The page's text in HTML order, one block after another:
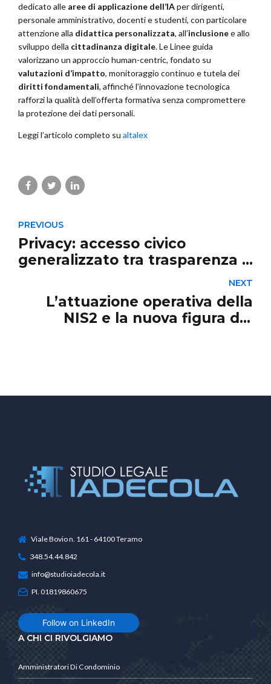
dedicato alle aree di applicazione dell’IAper dirigenti,
personale amministrativo, docenti e studenti, con particolare
attenzione alla didattica personalizzata, all’inclusionee allo
sviluppo della cittadinanza digitale. Le Linee guida
valorizzano un approccio human-centric, fondato su
valutazioni d’impatto, monitoraggio continuo e tutela dei
diritti fondamentali, affinché l’innovazione tecnologica
rafforzi la qualità dell’offerta formativa senza compromettere
la protezione dei dati personali.
Leggi l’articolo completo su altalex
PREVIOUS
Privacy: accesso civico
generalizzato tra trasparenza e
NEXT
L’attuazione operativa della
NIS2 e la nuova figura del
Viale Bovio n. 161 - 64100 Teramo
348.54.44.842
info@studioiadecola.it
PI. 01819860675
Follow on LinkedIn
A CHI CI RIVOLGIAMO
Amministratori Di Condominio